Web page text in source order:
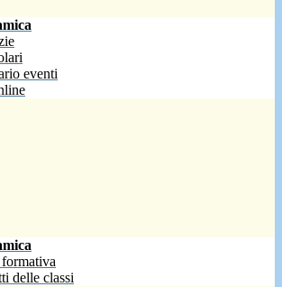
eventi
delle classi